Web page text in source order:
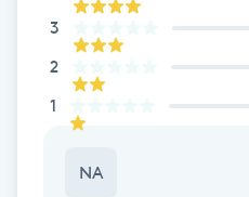
Diamantslipning
Enzympeeling
Extensions
3
2
1
NA